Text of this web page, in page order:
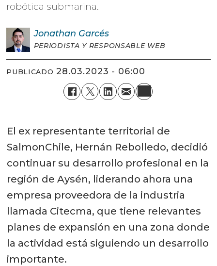
robótica submarina.
Jonathan Garcés
PERIODISTA Y RESPONSABLE WEB
PUBLICADO 28.03.2023 - 06:00
El ex representante territorial de
SalmonChile, Hernán Rebolledo, decidió
continuar su desarrollo profesional en la
región de Aysén, liderando ahora una
empresa proveedora de la industria
llamada Citecma, que tiene relevantes
planes de expansión en una zona donde
la actividad está siguiendo un desarrollo
importante.